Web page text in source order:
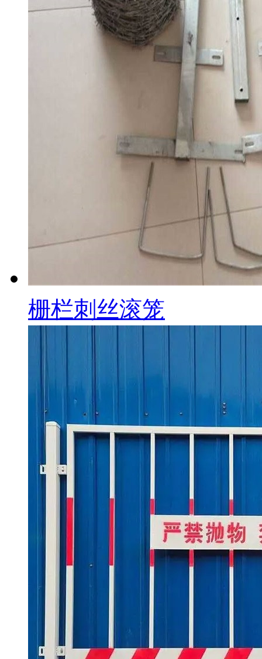
栅栏刺丝滚笼